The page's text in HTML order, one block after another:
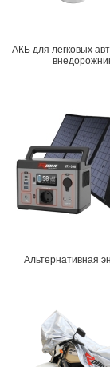
АКБ для легковых
Альтернативная